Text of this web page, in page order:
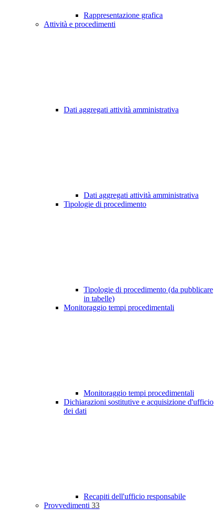
Rappresentazione grafica
Attività e procedimenti
Dati aggregati attività amministrativa
Dati aggregati attività amministrativa
Tipologie di procedimento
Tipologie di procedimento (da pubblicare
in tabelle)
Monitoraggio tempi procedimentali
Monitoraggio tempi procedimentali
Dichiarazioni sostitutive e acquisizione d'ufficio
dei dati
Recapiti dell'ufficio responsabile
Provvedimenti 33